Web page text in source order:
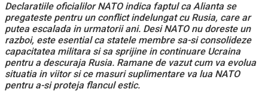
Declaratiile oficialilor NATO indica faptul ca Alianta se
pregateste pentru un conflict indelungat cu Rusia, care ar
putea escalada in urmatorii ani. Desi NATO nu doreste un
razboi, este esential ca statele membre sa-si consolideze
capacitatea militara si sa sprijine in continuare Ucraina
pentru a descuraja Rusia. Ramane de vazut cum va evolua
situatia in viitor si ce masuri suplimentare va lua NATO
pentru a-si proteja flancul estic.